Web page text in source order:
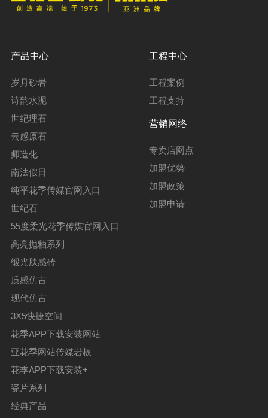
产品中心
岁月砂岩
诗韵水泥
世纪理石
云感原石
师造化
南法假日
纯平花季传媒官网入口
世纪石
55度柔光花季传媒官网入口
高亮抛釉系列
缎光肤感砖
质感仿古
现代仿古
3X5快捷空间
花季APP下载安装网站
亚花季网站传媒岩板
花季APP下载安装+
瓷片系列
经典产品
工程中心
工程案例
工程支持
营销网络
专卖店网点
加盟优势
加盟政策
加盟申请